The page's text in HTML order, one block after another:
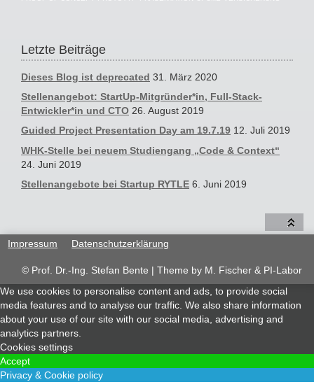
Letzte Beiträge
Dieses Blog ist deprecated 31. März 2020
Stellenangebot: StartUp-Mitgründer*in, Full-Stack-
Entwickler*in und CTO 26. August 2019
Guided Project Presentation Day am 19.7.19 12. Juli 2019
WHK-Stelle bei neuem Studiengang „Code & Context“
24. Juni 2019
Stellenangebote bei Startup RYTLE 6. Juni 2019
Impressum Datenschutzerklärung
© Prof. Dr.-Ing. Stefan Bente | Theme by M. Fischer & PI-Labor
We use cookies to personalise content and ads, to provide social
media features and to analyse our traffic. We also share information
about your use of our site with our social media, advertising and
analytics partners.
Cookies settings
Accept
Privacy & Cookie policy